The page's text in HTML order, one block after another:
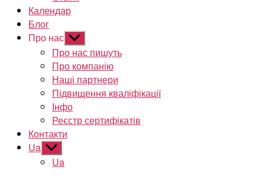
Календар
Блог
Про нас Показати
підменю
Про нас пишуть
Про компанію
Наші партнери
Підвищення кваліфікації
Інфо
Реєстр сертифікатів
Контакти
Ua Показати
підменю
Ua